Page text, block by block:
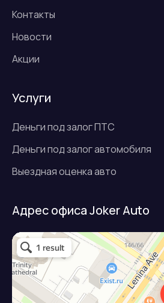
Контакты
Новости
Акции
Услуги
Деньги под залог ПТС
Деньги под залог автомобиля
Выездная оценка авто
Адрес офиса Joker Auto
Джокер авто
Займ под залог авто в Подольске
Микрофинансовая организация в Подольске